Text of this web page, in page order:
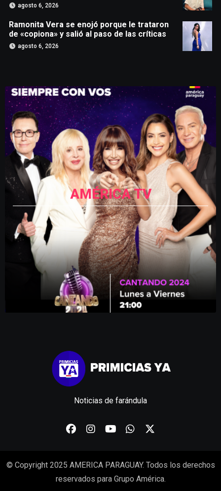
agosto 6, 2026
Ramonita Vera se enojó porque le trataron
de «copiona» y salió al paso de las críticas
agosto 6, 2026
AMÉRICA TV
Noticias de farándula
© Copyright 2025 AMERICA PARAGUAY. Todos los derechos
reservados para Grupo América.